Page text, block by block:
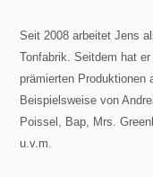
Engineers
Mastering Engineers
Seit 2008 arbeitet Jens
Tonfabrik. Seitdem hat
prämierten Produktionen
Beispielsweise von
Poissel, Bap, Mrs.
u.v.m.